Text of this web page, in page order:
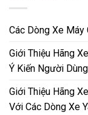
Các Dòng Xe Máy
Giới Thiệu Hãng
Ý Kiến Người Dùng
Giới Thiệu Hãng
Với Các Dòng Xe